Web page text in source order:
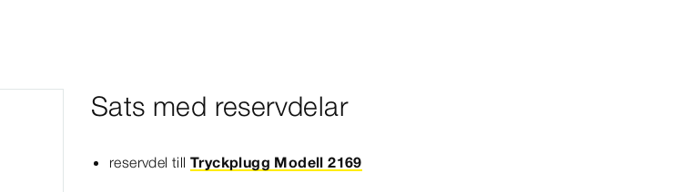
Sats med reservdelar
reservdel till Tryckplugg Modell 2169